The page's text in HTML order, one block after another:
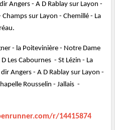
Angers - A D Rablay sur Layon -
sur Layon - Chemillé - La
- la Poitevinière - Notre Dame
Les Cabournes - St Lézin - La
Angers - A D Rablay sur Layon -
Rousselin - Jallais -
r/14415874